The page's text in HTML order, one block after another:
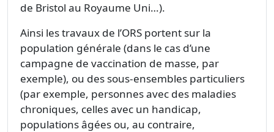
de Bristol au Royaume Uni…).
Ainsi les travaux de l’ORS portent sur la
population générale (dans le cas d’une
campagne de vaccination de masse, par
exemple), ou des sous-ensembles particuliers
(par exemple, personnes avec des maladies
chroniques, celles avec un handicap,
populations âgées ou, au contraire,